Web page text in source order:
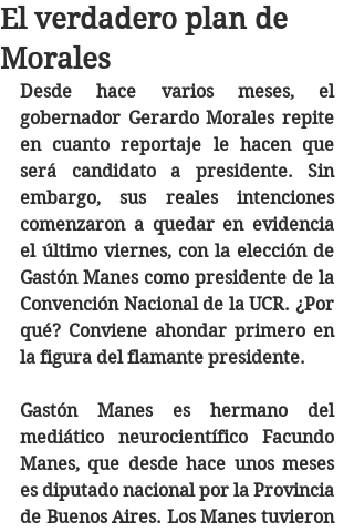
El verdadero plan de
Morales
Desde hace varios meses, el
gobernador Gerardo Morales repite
en cuanto reportaje le hacen que
será candidato a presidente. Sin
embargo, sus reales intenciones
comenzaron a quedar en evidencia
el último viernes, con la elección de
Gastón Manes como presidente de la
Convención Nacional de la UCR. ¿Por
qué? Conviene ahondar primero en
la figura del flamante presidente.
Gastón Manes es hermano del
mediático neurocientífico Facundo
Manes, que desde hace unos meses
es diputado nacional por la Provincia
de Buenos Aires. Los Manes tuvieron